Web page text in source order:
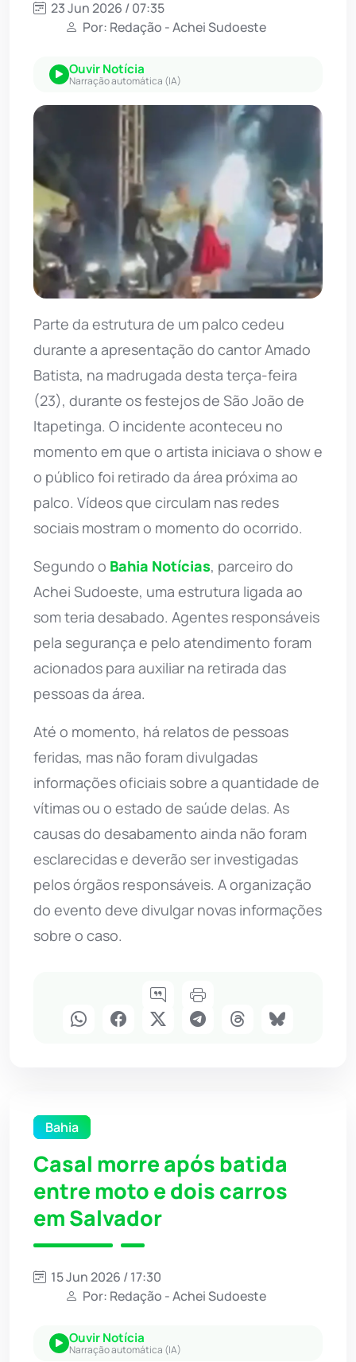
23 Jun 2026 / 07:35
Por: Redação - Achei Sudoeste
Ouvir Notícia
Narração automática (IA)
Parte da estrutura de um palco cedeu
durante a apresentação do cantor Amado
Batista, na madrugada desta terça-feira
(23), durante os festejos de São João de
Itapetinga. O incidente aconteceu no
momento em que o artista iniciava o show e
o público foi retirado da área próxima ao
palco. Vídeos que circulam nas redes
sociais mostram o momento do ocorrido.
Segundo o Bahia Notícias, parceiro do
Achei Sudoeste, uma estrutura ligada ao
som teria desabado. Agentes responsáveis
pela segurança e pelo atendimento foram
acionados para auxiliar na retirada das
pessoas da área.
Até o momento, há relatos de pessoas
feridas, mas não foram divulgadas
informações oficiais sobre a quantidade de
vítimas ou o estado de saúde delas. As
causas do desabamento ainda não foram
esclarecidas e deverão ser investigadas
pelos órgãos responsáveis. A organização
do evento deve divulgar novas informações
sobre o caso.
Bahia
Casal morre após batida
entre moto e dois carros
em Salvador
15 Jun 2026 / 17:30
Por: Redação - Achei Sudoeste
Ouvir Notícia
Narração automática (IA)